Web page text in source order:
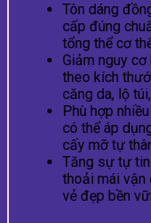
Tôn dáng
cấp đúng
tổng thể cơ
Giảm nguy
theo kích
căng da, lộ
Phù hợp
có thể áp
cấy mỡ tự
Tăng sự tự
thoải mái vận
vẻ đẹp bền